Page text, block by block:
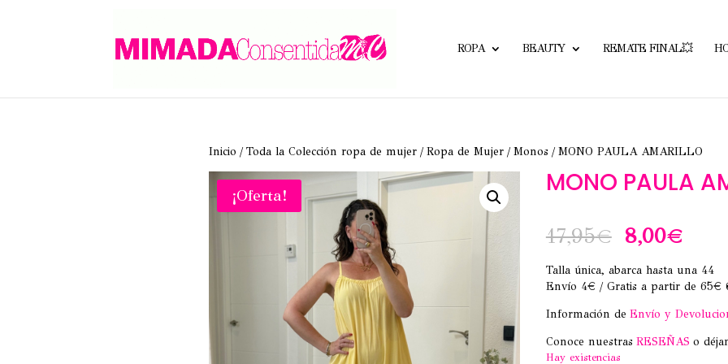
ROPA BEAUTY REMATE FINAL💥
Inicio /Toda la Colección ropa de mujer/Ropa de Mujer/Monos / MONO PAULA AMARILLO
¡Oferta! MONO PAULA
17,95€ El
precio
original
era:
8,00€El
precio
es:
Talla única, abarca hasta una 44
Envío 4€ / Gratis a partir de 65€
Información de Envío y
Conoce nuestras RESEÑAS o
Hay existencias